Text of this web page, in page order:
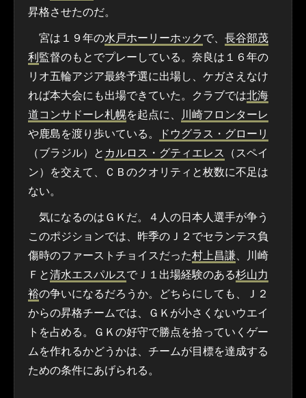
昇格させたのだ。
宮は１９年の水戸ホーリーホック で、 長谷部茂
利 監督のもとでプレーしている。奈良は１６年の
リオ五輪アジア最終予選に出場し、ケガさえなけ
れば本大会にも出場できていた。クラブでは北海
道コンサドーレ札幌を起点に、
川崎フロンターレ
や鹿島を渡り歩いている。
ドウグラス・グローリ
（ブラジル）と カルロス・グティエレス
（スペイ
ン）を交えて、ＣＢのクオリティと枚数に不足は
ない。
気になるのはＧＫだ。４人の日本人選手が争う
このポジションでは、昨季のＪ２でセランテス負
傷時のファーストチョイスだった村上昌謙 、川崎
Ｆと清水エスパルスでＪ１出場経験のある杉山力
裕の争いになるだろうか。どちらにしても、Ｊ２
からの昇格チームでは、ＧＫが小さくないウエイ
トを占める。ＧＫの好守で勝点を拾っていくゲー
ムを作れるかどうかは、チームが目標を達成する
ための条件にあげられる。